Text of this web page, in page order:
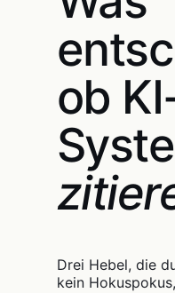
ob
Drei Hebel, die
kein